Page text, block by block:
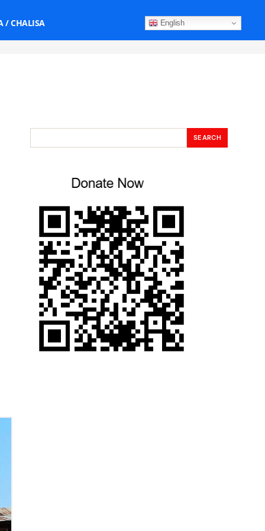
/ CHALISA English
SEARCH